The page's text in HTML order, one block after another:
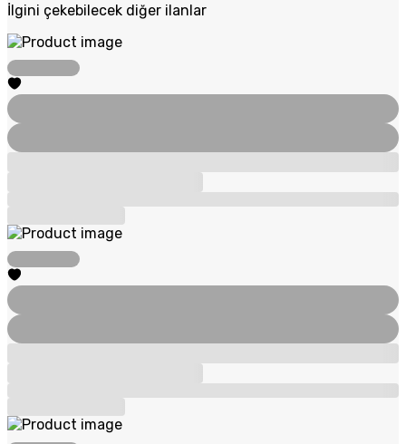
İlgini çekebilecek diğer ilanlar